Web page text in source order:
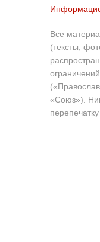
Все
(тексты,
«Союз»).